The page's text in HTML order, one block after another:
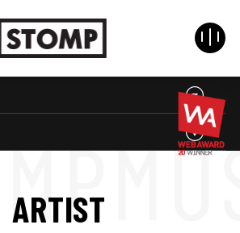
ARTIST